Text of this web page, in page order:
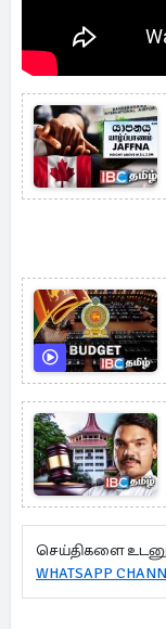
செய்திகளை
WHATSAPP